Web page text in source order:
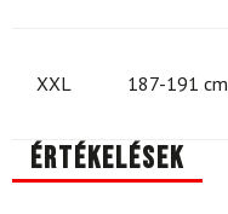
XXL 187-191 cm
Értékelések